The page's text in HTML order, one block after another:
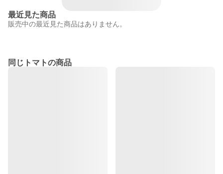
最近見た商品
販売中の最近見た商品はありません。
同じトマトの商品